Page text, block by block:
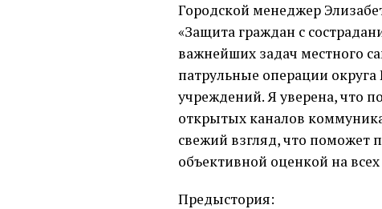
Городской менеджер
«Защита граждан с
важнейших задач местного
патрульные операции
учреждений. Я уверена, что
открытых каналов
свежий взгляд, что поможет
объективной оценкой на всех
Предыстория: